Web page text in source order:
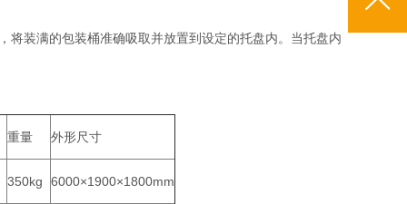
将装满的包装桶准确吸取并放置到设定的托盘内。当托盘内
重量 外形尺寸
350kg 6000×1900×1800mm